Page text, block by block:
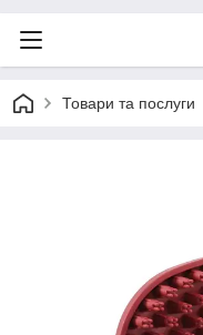
Товари та послуги